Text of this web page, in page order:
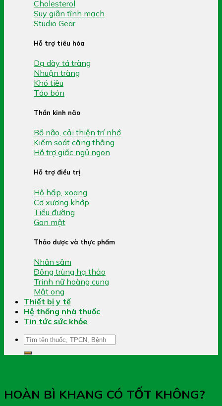
Cholesterol
Suy giãn tĩnh mạch
Studio Gear
Hỗ trợ tiêu hóa
Dạ dày tá tràng
Nhuận tràng
Khó tiêu
Táo bón
Thần kinh não
Bổ não, cải thiện trí nhớ
Kiểm soát căng thẳng
Hỗ trợ giấc ngủ ngon
Hỗ trợ điều trị
Hô hấp, xoang
Cơ xương khớp
Tiểu đường
Gan mật
Thảo dược và thực phẩm
Nhân sâm
Đông trùng hạ thảo
Trinh nữ hoàng cung
Mật ong
Thiết bị y tế
Hệ thống nhà thuốc
Tin tức sức khỏe
Tìm
kiếm:
HOÀN BÌ KHANG CÓ TỐT KHÔNG?